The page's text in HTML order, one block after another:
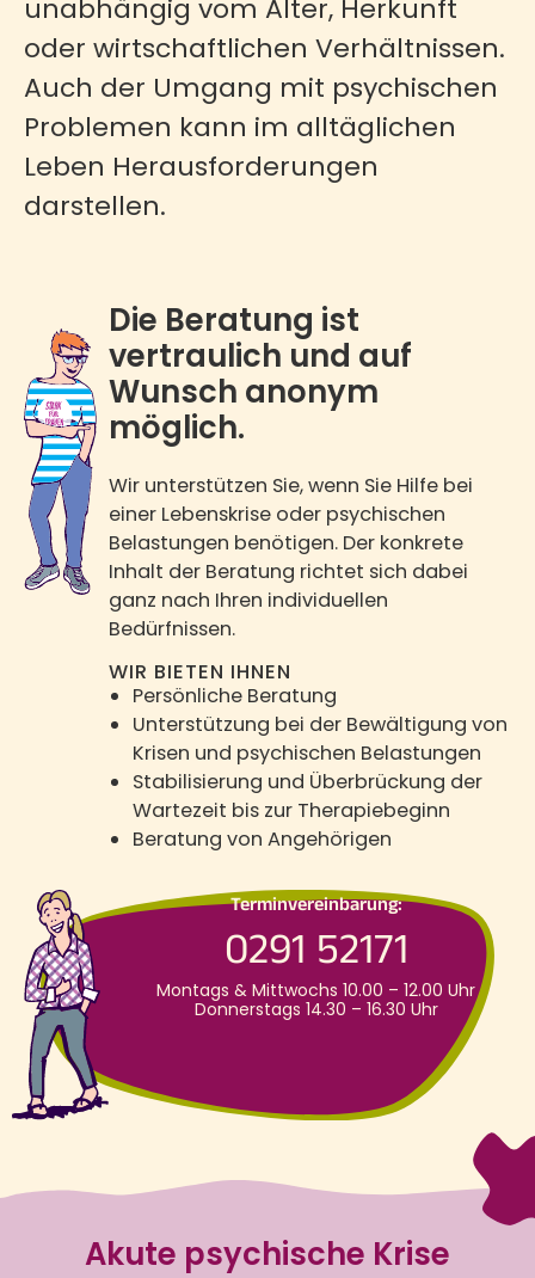
unabhängig vom Alter, Herkunft
oder wirtschaftlichen Verhältnissen.
Auch der Umgang mit psychischen
Problemen kann im alltäglichen
Leben Herausforderungen
darstellen.
Die Beratung ist
vertraulich und auf
Wunsch anonym
möglich.
Wir unterstützen Sie, wenn Sie Hilfe bei
einer Lebenskrise oder psychischen
Belastungen benötigen. Der konkrete
Inhalt der Beratung richtet sich dabei
ganz nach Ihren individuellen
Bedürfnissen.
WIR BIETEN IHNEN
Persönliche Beratung
Unterstützung bei der Bewältigung von
Krisen und psychischen Belastungen
Stabilisierung und Überbrückung der
Wartezeit bis zur Therapiebeginn
Beratung von Angehörigen
Terminvereinbarung:
0291 52171
Montags & Mittwochs 10.00 – 12.00 Uhr
Donnerstags 14.30 – 16.30 Uhr
Akute psychische Krise